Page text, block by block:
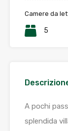
Camere da
5
A pochi
splendida